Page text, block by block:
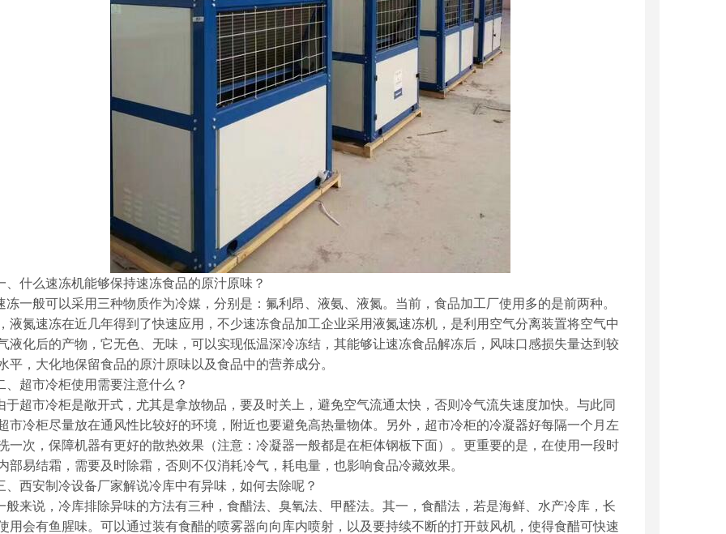
、什么速冻机能够保持速冻食品的原汁原味？
冻一般可以采用三种物质作为冷媒，分别是：氟利昂、液氨、液氮。当前，食品加工厂使用多的是前两种。
液氮速冻在近几年得到了快速应用，不少速冻食品加工企业采用液氮速冻机，是利用空气分离装置将空气中
液化后的产物，它无色、无味，可以实现低温深冷冻结，其能够让速冻食品解冻后，风味口感损失量达到较
平，大化地保留食品的原汁原味以及食品中的营养成分。
、超市冷柜使用需要注意什么？
于超市冷柜是敞开式，尤其是拿放物品，要及时关上，避免空气流通太快，否则冷气流失速度加快。与此同
市冷柜尽量放在通风性比较好的环境，附近也要避免高热量物体。另外，超市冷柜的冷凝器好每隔一个月左
一次，保障机器有更好的散热效果（注意：冷凝器一般都是在柜体钢板下面）。更重要的是，在使用一段时
部易结霜，需要及时除霜，否则不仅消耗冷气，耗电量，也影响食品冷藏效果。
、西安制冷设备厂家解说冷库中有异味，如何去除呢？
般来说，冷库排除异味的方法有三种，食醋法、臭氧法、甲醛法。其一，食醋法，若是海鲜、水产冷库，长
用会有鱼腥味。可以通过装有食醋的喷雾器向向库内喷射，以及要持续不断的打开鼓风机，使得食醋可快速